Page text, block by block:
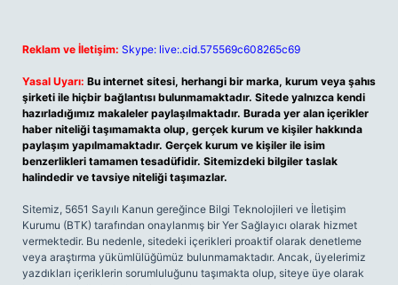
Reklam ve İletişim: Skype: live:.cid.575569c608265c69
Yasal Uyarı: Bu internet sitesi, herhangi bir marka, kurum veya şahıs
şirketi ile hiçbir bağlantısı bulunmamaktadır. Sitede yalnızca kendi
hazırladığımız makaleler paylaşılmaktadır. Burada yer alan içerikler
haber niteliği taşımamakta olup, gerçek kurum ve kişiler hakkında
paylaşım yapılmamaktadır. Gerçek kurum ve kişiler ile isim
benzerlikleri tamamen tesadüfidir. Sitemizdeki bilgiler taslak
halindedir ve tavsiye niteliği taşımazlar.
Sitemiz, 5651 Sayılı Kanun gereğince Bilgi Teknolojileri ve İletişim
Kurumu (BTK) tarafından onaylanmış bir Yer Sağlayıcı olarak hizmet
vermektedir. Bu nedenle, sitedeki içerikleri proaktif olarak denetleme
veya araştırma yükümlülüğümüz bulunmamaktadır. Ancak, üyelerimiz
yazdıkları içeriklerin sorumluluğunu taşımakta olup, siteye üye olarak